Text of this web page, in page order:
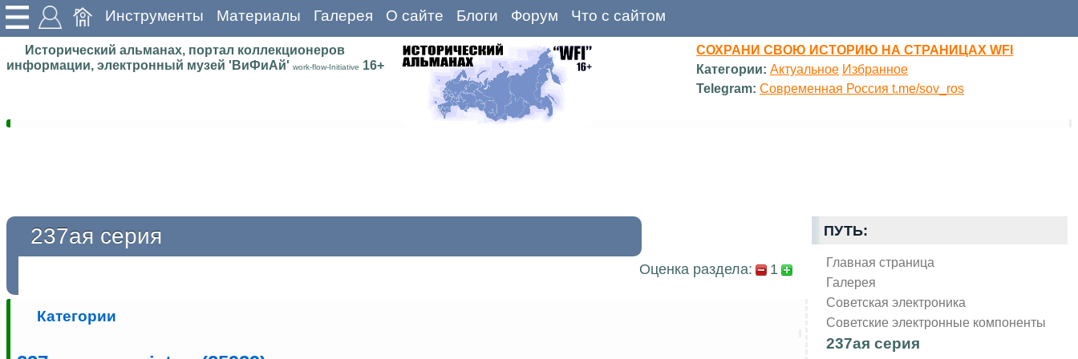
Инструменты Материалы Галерея О сайте Блоги Форум Что с сайтом
Исторический альманах, портал коллекционеров
информации, электронный музей 'ВиФиАй' work-flow-Initiative 16+
СОХРАНИ СВОЮ ИСТОРИЮ НА СТРАНИЦАХ WFI
Категории: Актуальное Избранное
Telegram: Современная Россия t.me/sov_ros
ПУТЬ:
Главная страница
Галерея
Советская электроника
Советские электронные компоненты
237ая серия
237ая серия
Оценка раздела: 1
Категории